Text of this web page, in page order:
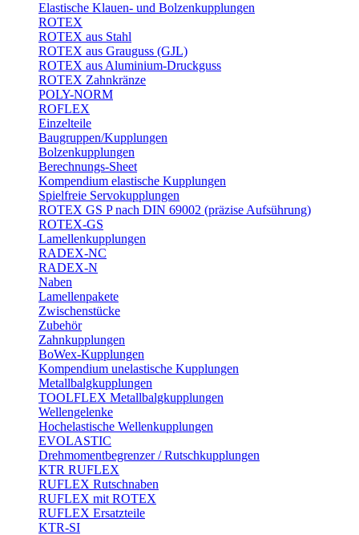
Elastische Klauen- und Bolzenkupplungen
ROTEX
ROTEX aus Stahl
ROTEX aus Grauguss (GJL)
ROTEX aus Aluminium-Druckguss
ROTEX Zahnkränze
POLY-NORM
ROFLEX
Einzelteile
Baugruppen/Kupplungen
Bolzenkupplungen
Berechnungs-Sheet
Kompendium elastische Kupplungen
Spielfreie Servokupplungen
ROTEX GS P nach DIN 69002 (präzise Aufsührung)
ROTEX-GS
Lamellenkupplungen
RADEX-NC
RADEX-N
Naben
Lamellenpakete
Zwischenstücke
Zubehör
Zahnkupplungen
BoWex-Kupplungen
Kompendium unelastische Kupplungen
Metallbalgkupplungen
TOOLFLEX Metallbalgkupplungen
Wellengelenke
Hochelastische Wellenkupplungen
EVOLASTIC
Drehmomentbegrenzer / Rutschkupplungen
KTR RUFLEX
RUFLEX Rutschnaben
RUFLEX mit ROTEX
RUFLEX Ersatzteile
KTR-SI